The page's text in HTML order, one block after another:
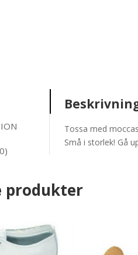
Tossa med
Små i storlek! Gå
produkter